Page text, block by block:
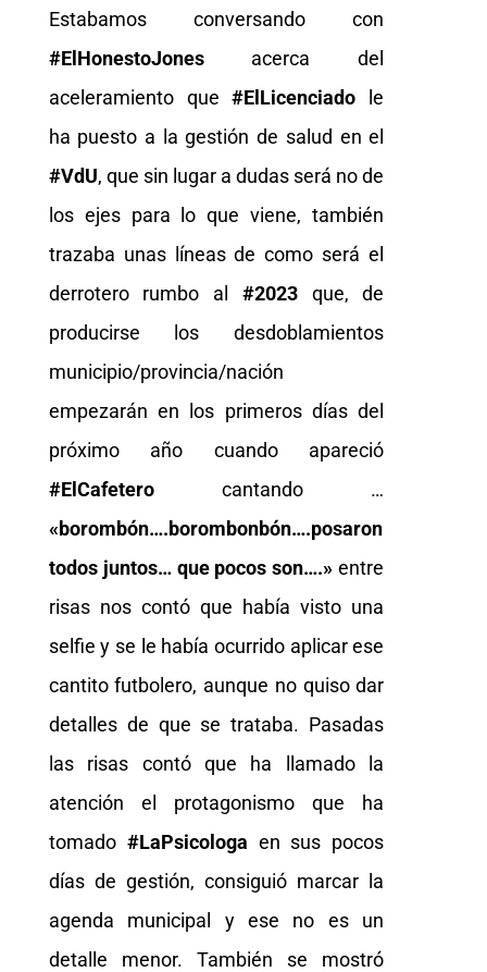
Estabamos conversando con
#ElHonestoJonesacerca del
aceleramiento que#ElLicenciado le
ha puesto a la gestión de salud en el
#VdU, que sin lugar a dudas será no de
los ejes para lo que viene, también
trazaba unas líneas de como será el
derrotero rumbo al #2023 que, de
producirse los desdoblamientos
municipio/provincia/nación
empezarán en los primeros días del
próximo año cuando apareció
#ElCafeterocantando …
«borombón….borombonbón….posaron
todos juntos… que pocos son….» entre
risas nos contó que había visto una
selfie y se le había ocurrido aplicar ese
cantito futbolero, aunque no quiso dar
detalles de que se trataba. Pasadas
las risas contó que ha llamado la
atención el protagonismo que ha
tomado #LaPsicologa en sus pocos
días de gestión, consiguió marcar la
agenda municipal y ese no es un
detalle menor. También se mostró